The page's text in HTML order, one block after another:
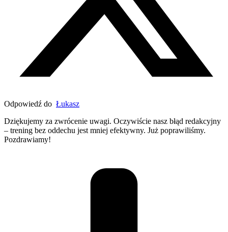
Odpowiedź do Łukasz
Dziękujemy za zwrócenie uwagi. Oczywiście nasz błąd redakcyjny
– trening bez oddechu jest mniej efektywny. Już poprawiliśmy.
Pozdrawiamy!